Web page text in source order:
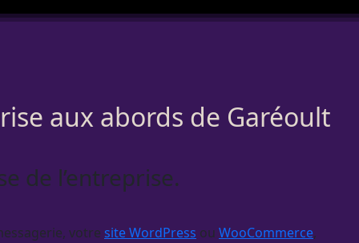
aux abords de Garéoult
de l’entreprise.
votre site WordPress ou WooCommerce,